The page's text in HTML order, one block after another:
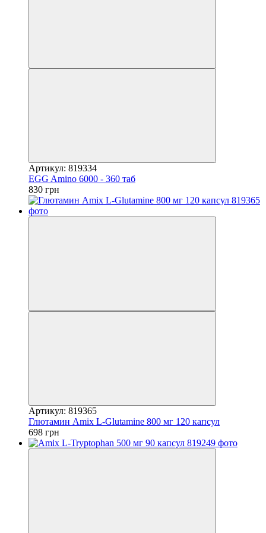
Артикул: 819334
EGG Amino 6000 - 360 таб
830 грн
Артикул: 819365
Глютамин Amix L-Glutamine 800 мг 120 капсул
698 грн